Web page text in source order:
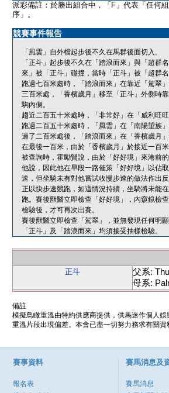
派彩備註：於勝出組合中，「F」代表「任何
序」。
競賽事件報告
「風雲」自外檔起步後不久在馬群後面切入。
「正斗」起步後不久在「踏浪而來」與「超
來」被「正斗」碰撞，當時「正斗」被「超群
跑過七百米處時，「踏浪而來」在靠近「駕翠
三百米處，「香檳歲月」移至「正斗」外側時
駒內側。
趨近二百五十米處時，「非常好」在「威利旺
跑過二百五十米處時，「風雲」在「南陽望族
過了二百米處後，「踏浪而來」在「香檳歲月
在最後一百米，由於「香檳歲月」於接近一百
被查詢時，霍勵賢說，由於「好好境」來港前
他說，因此他在早段一路催策「好好境」以佔
速，但坐騎未有對他嘗試收慢步速的做法作出
正以快步速競跑，如這情況持續，坐騎將未能
跑。賽後獸醫立即檢查「好好境」，內窺鏡檢
檢驗後，才可再次出賽。
賽後獸醫立即檢查「駕翠」，並無發現任何明顯
「正斗」及「踏浪而來」均須接受抽樣檢驗。
正斗
父系:
母系:
備註
模擬鳥瞰重溫由特約供應商提供，供馬迷作個人
重溫片段出現偏差。本會已盡一切努力務求有關
賽事資料
報名表
賽馬消息及
賽馬消息